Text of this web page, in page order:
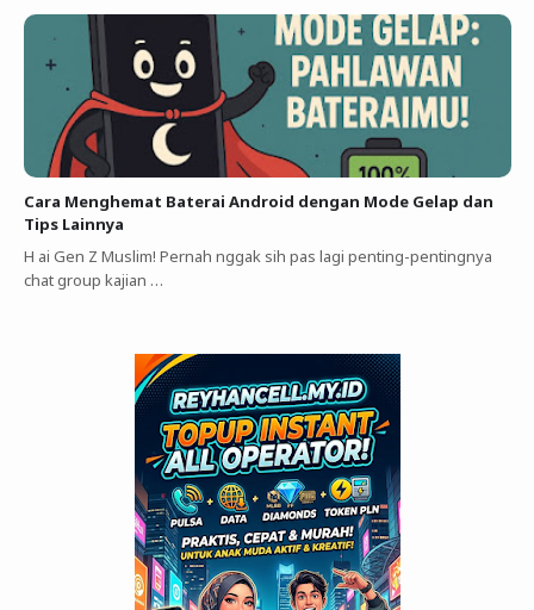
Cara Menghemat Baterai Android dengan Mode Gelap dan
Tips Lainnya
H ai Gen Z Muslim! Pernah nggak sih pas lagi penting-pentingnya
chat group kajian …